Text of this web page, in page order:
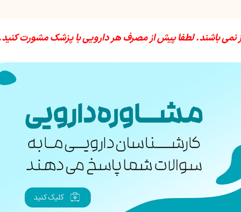
نمی باشند. لطفا پیش از مصرف هر دارویی با پزشک مشورت